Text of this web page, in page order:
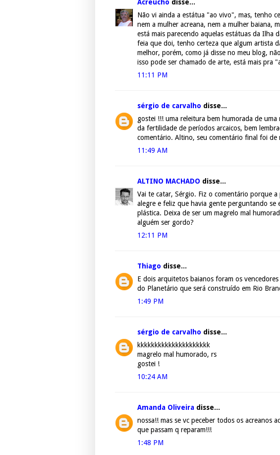
Acreucho disse...
Não vi ainda a estátua "ao vivo", mas, tenho
nem a mulher acreana, nem a mulher baiana,
está mais parecendo aquelas estátuas da Ilha
feia que doi, tenho certeza que algum artista
melhor, porém, como já disse no meu blog,
isso pode ser chamado de arte, está mais pra
11:11 PM
sérgio de carvalho disse...
gostei !!! uma releitura bem humorada de uma
da fertilidade de períodos arcaicos, bem
comentário. Altino, seu comentário final foi de
11:49 AM
ALTINO MACHADO disse...
Vai te catar, Sérgio. Fiz o comentário porque
alegre e feliz que havia gente perguntando se
plástica. Deixa de ser um magrelo mal
alguém ser gordo?
12:11 PM
Thiago disse...
E dois arquitetos baianos foram os
do Planetário que será construído em Rio
1:49 PM
sérgio de carvalho disse...
kkkkkkkkkkkkkkkkkkkkk
magrelo mal humorado, rs
gostei !
10:24 AM
Amanda Oliveira disse...
nossa!! mas se vc peceber todos os acreanos
que passam q reparam!!!
1:48 PM